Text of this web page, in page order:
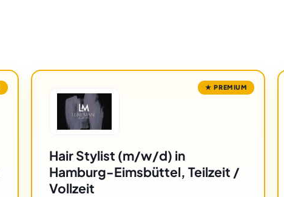
★ PREMIUM
Hair Stylist (m/w/d) in
Hamburg-Eimsbüttel, Teilzeit /
Vollzeit